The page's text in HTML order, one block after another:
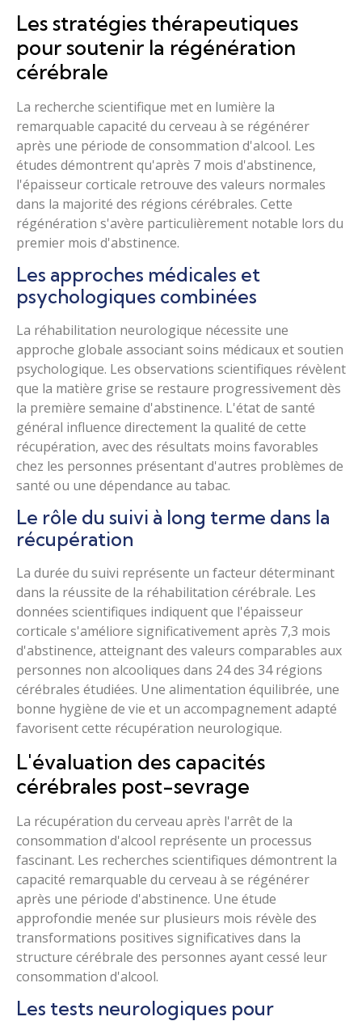
Les stratégies thérapeutiques
pour soutenir la régénération
cérébrale
La recherche scientifique met en lumière la
remarquable capacité du cerveau à se régénérer
après une période de consommation d'alcool. Les
études démontrent qu'après 7 mois d'abstinence,
l'épaisseur corticale retrouve des valeurs normales
dans la majorité des régions cérébrales. Cette
régénération s'avère particulièrement notable lors du
premier mois d'abstinence.
Les approches médicales et
psychologiques combinées
La réhabilitation neurologique nécessite une
approche globale associant soins médicaux et soutien
psychologique. Les observations scientifiques révèlent
que la matière grise se restaure progressivement dès
la première semaine d'abstinence. L'état de santé
général influence directement la qualité de cette
récupération, avec des résultats moins favorables
chez les personnes présentant d'autres problèmes de
santé ou une dépendance au tabac.
Le rôle du suivi à long terme dans la
récupération
La durée du suivi représente un facteur déterminant
dans la réussite de la réhabilitation cérébrale. Les
données scientifiques indiquent que l'épaisseur
corticale s'améliore significativement après 7,3 mois
d'abstinence, atteignant des valeurs comparables aux
personnes non alcooliques dans 24 des 34 régions
cérébrales étudiées. Une alimentation équilibrée, une
bonne hygiène de vie et un accompagnement adapté
favorisent cette récupération neurologique.
L'évaluation des capacités
cérébrales post-sevrage
La récupération du cerveau après l'arrêt de la
consommation d'alcool représente un processus
fascinant. Les recherches scientifiques démontrent la
capacité remarquable du cerveau à se régénérer
après une période d'abstinence. Une étude
approfondie menée sur plusieurs mois révèle des
transformations positives significatives dans la
structure cérébrale des personnes ayant cessé leur
consommation d'alcool.
Les tests neurologiques pour